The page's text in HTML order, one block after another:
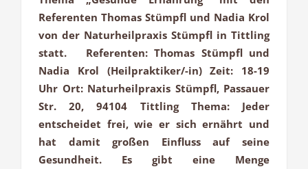
Referenten Thomas Stümpfl und Nadia Krol
von der Naturheilpraxis Stümpfl in Tittling
statt. Referenten: Thomas Stümpfl und
Nadia Krol (Heilpraktiker/-in) Zeit: 18-19
Uhr Ort: Naturheilpraxis Stümpfl, Passauer
Str. 20, 94104 Tittling Thema: Jeder
entscheidet frei, wie er sich ernährt und
hat damit großen Einfluss auf seine
Gesundheit. Es gibt eine Menge